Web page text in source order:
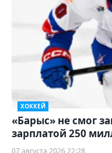
ХОККЕЙ
«Барыс» не смог
зарплатой 250
07 августа 2026 22:28